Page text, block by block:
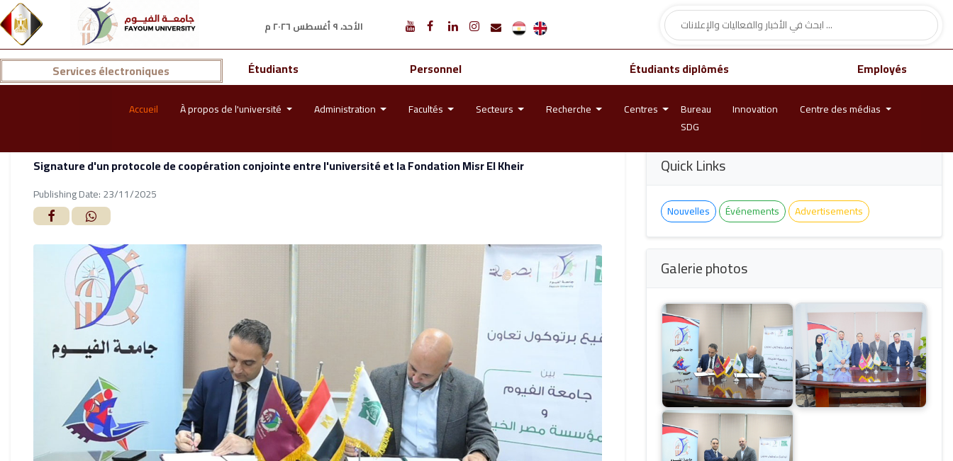
الأحد، ٩ أغسطس ٢٠٢٦ م
Services électroniques Étudiants Personnel Étudiants diplômés Employés
Accueil À propos de l'université Administration Facultés Secteurs Recherche Centres
Bureau
SDG
Innovation Centre des médias
Signature d'un protocole de coopération conjointe entre l'université et la Fondation Misr El Kheir
Publishing Date: 23/11/2025
Quick Links
Nouvelles Événements Advertisements
Galerie photos